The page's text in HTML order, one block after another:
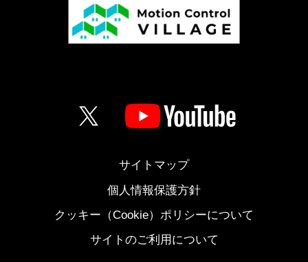
サイトマップ
個人情報保護方針
クッキー（Cookie）ポリシーについて
サイトのご利用について